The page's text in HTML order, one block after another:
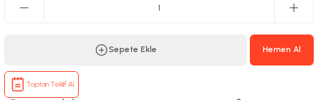
Sepete Ekle Hemen Al
Toptan Teklif Al